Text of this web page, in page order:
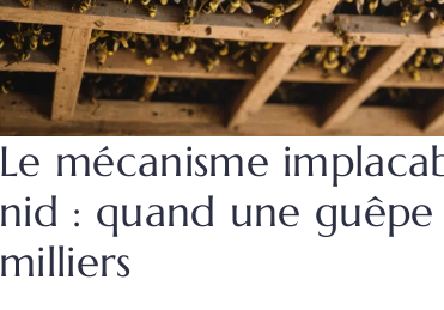
Le mécanisme
nid : quand une
milliers